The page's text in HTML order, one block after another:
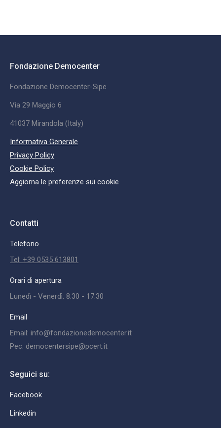
Fondazione Democenter
Fondazione Democenter-Sipe
Via 29 Maggio 6
41037 Mirandola (Italy)
Informativa Generale
Privacy Policy
Cookie Policy
Aggiorna le preferenze sui cookie
Contatti
Telefono
Tel: +39 0535 613801
Orari di apertura
Lunedì - Venerdì: 8.30 - 17.30
Email
Email: info@fondazionedemocenter.it
Pec: democentersipe@pcert.it
Seguici su:
Facebook
Linkedin